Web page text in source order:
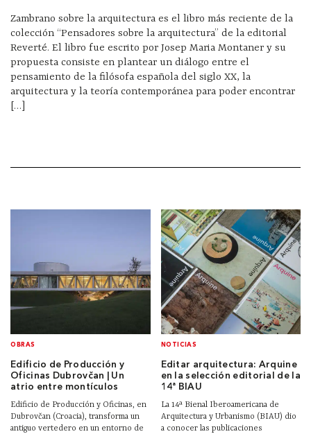
Zambrano sobre la arquitectura es el libro más reciente de la
colección “Pensadores sobre la arquitectura” de la editorial
Reverté. El libro fue escrito por Josep Maria Montaner y su
propuesta consiste en plantear un diálogo entre el
pensamiento de la filósofa española del siglo XX, la
arquitectura y la teoría contemporánea para poder encontrar
[…]
OBRAS
Edificio de Producción y
Oficinas Dubrovčan | Un
atrio entre montículos
Edificio de Producción y Oficinas, en
Dubrovčan (Croacia), transforma un
antiguo vertedero en un entorno de
NOTICIAS
Editar arquitectura: Arquine
en la selección editorial de la
14ª BIAU
La 14ª Bienal Iberoamericana de
Arquitectura y Urbanismo (BIAU) dio
a conocer las publicaciones